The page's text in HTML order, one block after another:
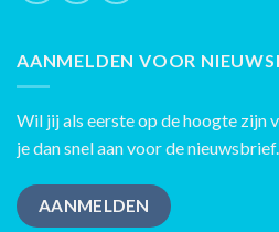
AANMELDEN VOOR
Wil jij als eerste op de hoogte zijn
je dan snel aan voor de nieuwsbrief.
AANMELDEN